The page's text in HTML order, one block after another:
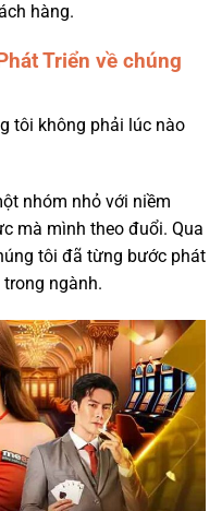
hàng.
Triển về chúng
tôi không phải lúc nào
nhóm nhỏ với niềm
mà mình theo đuổi. Qua
tôi đã từng bước phát
ngành.